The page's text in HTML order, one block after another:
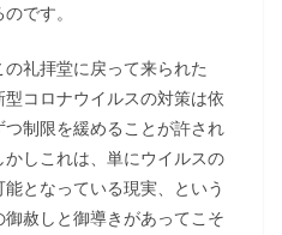
です。
礼拝堂に戻って来られた
コロナウイルスの対策は依
制限を緩めることが許され
しこれは、単にウイルスの
となっている現実、という
赦しと御導きがあってこそ